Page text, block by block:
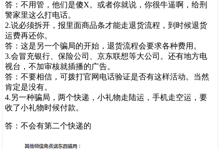
答：不用管，他们是傻X。或者你就说，你很牛逼啊，给刑
警家里这么打电话。
2.说必须拆开，报里面商品条才能走退货流程，到时候退货
运费再还你。
答：这是另一个骗局的开始，退货流程会要求各种费用。
3.会冒充银行、保险公司、京东联想等大公司。还有地方电
视台，不加审核就插播的广告。
答：不要相信，可拨打官网电话验证是否有这样活动。当然
肯定是没有。
4.另一种骗局，两个快递，小礼物走陆运，手机走空运，要
收了小礼物时候付款。
答：不会有第二个快递的